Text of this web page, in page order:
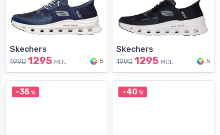
Skechers
1990 1295 MDL 5
Skechers
1990 1295 MDL 5
-35% -40 %